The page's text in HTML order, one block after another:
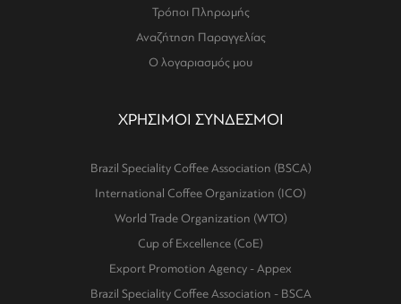
Τρόποι Πληρωμής
Αναζήτηση Παραγγελίας
Ο λογαριασμός μου
ΧΡΗΣΙΜΟΙ ΣΥΝΔΕΣΜΟΙ
Brazil Speciality Coffee Association (BSCA)
International Coffee Organization (ICO)
World Trade Organization (WTO)
Cup of Excellence (CoE)
Export Promotion Agency - Appex
Brazil Speciality Coffee Association - BSCA